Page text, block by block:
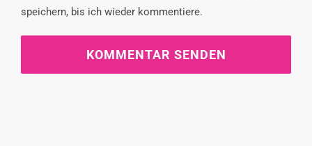
speichern, bis ich wieder kommentiere.